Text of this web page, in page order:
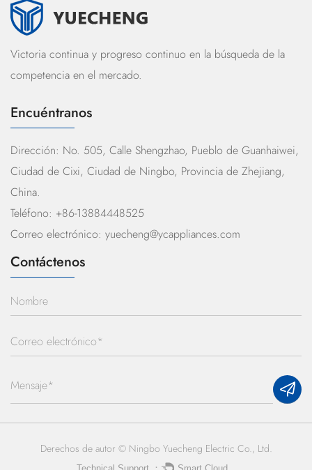
Mensaje de comentarios
Victoria continua y progreso continuo en la búsqueda de la
competencia en el mercado.
Encuéntranos
Dirección: No. 505, Calle Shengzhao, Pueblo de Guanhaiwei,
Ciudad de Cixi, Ciudad de Ningbo, Provincia de Zhejiang,
China.
Teléfono: +86-13884448525
Correo electrónico: yuecheng@ycappliances.com
Contáctenos
Derechos de autor © Ningbo Yuecheng Electric Co., Ltd.